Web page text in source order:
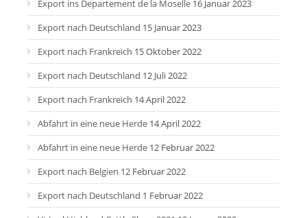
Export ins Departement de la Moselle 16 Januar 2023
Export nach Deutschland 15 Januar 2023
Export nach Frankreich 15 Oktober 2022
Export nach Deutschland 12 Juli 2022
Export nach Frankreich 14 April 2022
Abfahrt in eine neue Herde 14 April 2022
Abfahrt in eine neue Herde 12 Februar 2022
Export nach Belgien 12 Februar 2022
Export nach Deutschland 1 Februar 2022